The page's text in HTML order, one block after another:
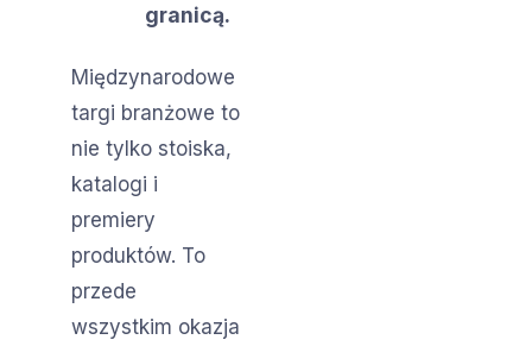
granicą.
Międzynarodowe
targi branżowe to
nie tylko stoiska,
katalogi i
premiery
produktów. To
przede
wszystkim okazja